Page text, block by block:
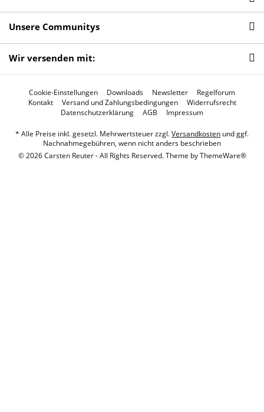
Unsere Communitys
Wir versenden mit:
Cookie-Einstellungen Downloads Newsletter
Regelforum
Kontakt
Versand und Zahlungsbedingungen
Widerrufsrecht
Datenschutzerklärung
AGB Impressum
* Alle Preise inkl. gesetzl. Mehrwertsteuer zzgl.Versandkosten und ggf.
Nachnahmegebühren, wenn nicht anders beschrieben
© 2026 Carsten Reuter - All Rights Reserved. Theme byThemeWare®